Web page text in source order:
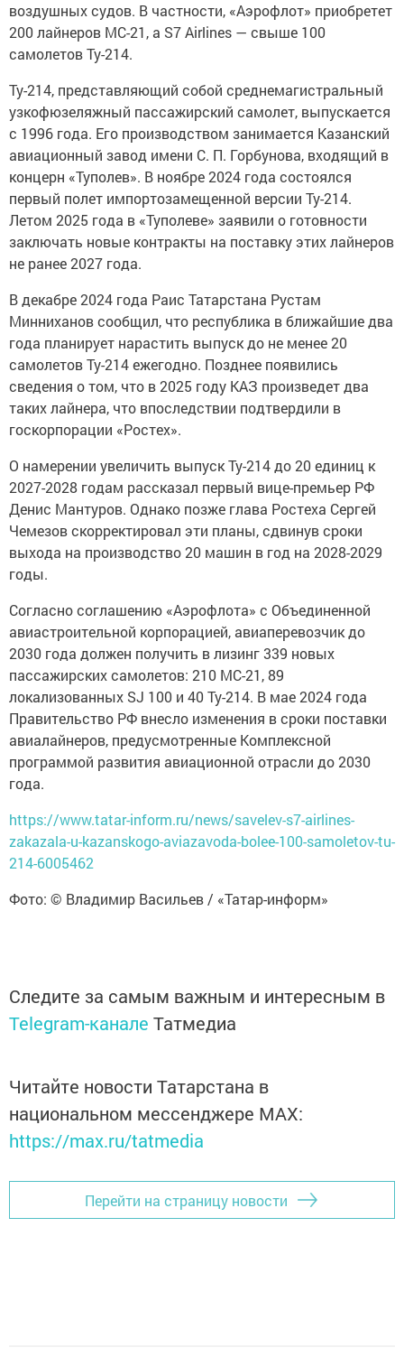
воздушных судов. В частности, «Аэрофлот» приобретет
200 лайнеров МС-21, а S7 Airlines — свыше 100
самолетов Ту-214.
Ту-214, представляющий собой среднемагистральный
узкофюзеляжный пассажирский самолет, выпускается
с 1996 года. Его производством занимается Казанский
авиационный завод имени С. П. Горбунова, входящий в
концерн «Туполев». В ноябре 2024 года состоялся
первый полет импортозамещенной версии Ту-214.
Летом 2025 года в «Туполеве» заявили о готовности
заключать новые контракты на поставку этих лайнеров
не ранее 2027 года.
В декабре 2024 года Раис Татарстана Рустам
Минниханов сообщил, что республика в ближайшие два
года планирует нарастить выпуск до не менее 20
самолетов Ту-214 ежегодно. Позднее появились
сведения о том, что в 2025 году КАЗ произведет два
таких лайнера, что впоследствии подтвердили в
госкорпорации «Ростех».
О намерении увеличить выпуск Ту-214 до 20 единиц к
2027-2028 годам рассказал первый вице-премьер РФ
Денис Мантуров. Однако позже глава Ростеха Сергей
Чемезов скорректировал эти планы, сдвинув сроки
выхода на производство 20 машин в год на 2028-2029
годы.
Согласно соглашению «Аэрофлота» с Объединенной
авиастроительной корпорацией, авиаперевозчик до
2030 года должен получить в лизинг 339 новых
пассажирских самолетов: 210 МС-21, 89
локализованных SJ 100 и 40 Ту-214. В мае 2024 года
Правительство РФ внесло изменения в сроки поставки
авиалайнеров, предусмотренные Комплексной
программой развития авиационной отрасли до 2030
года.
https://www.tatar-inform.ru/news/savelev-s7-airlines-
zakazala-u-kazanskogo-aviazavoda-bolee-100-samoletov-tu-
214-6005462
Фото: © Владимир Васильев / «Татар-информ»
Следите за самым важным и интересным в
Telegram-канале Татмедиа
Читайте новости Татарстана в
национальном мессенджере MАХ:
https://max.ru/tatmedia
Перейти на страницу новости